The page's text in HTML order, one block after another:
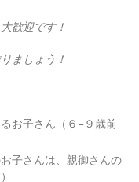
歓迎です！
ましょう！
お子さん（６ − ９歳前
お子さんは、親御さんの